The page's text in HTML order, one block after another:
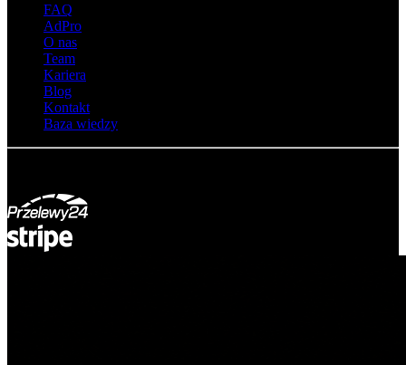
FAQ
AdPro
O nas
Team
Kariera
Blog
Kontakt
Baza wiedzy